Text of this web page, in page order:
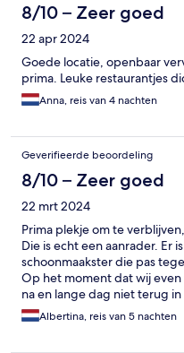
8/10 – Zeer goed
22 apr 2024
Goede locatie, openbaar
prima. Leuke restaurantjes
Anna, reis van 4 nachten
Geverifieerde beoordeling
8/10 – Zeer goed
22 mrt 2024
Prima plekje om te
Die is echt een aanrader. Er
schoonmaakster die pas
Op het moment dat wij
na en lange dag niet terug
jammer..
Albertina, reis van 5 nachten